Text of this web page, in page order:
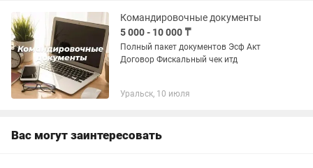
Командировочные документы
5 000 - 10 000 ₸
Полный пакет документов Эсф Акт
Договор Фискальный чек итд
Уральск, 10 июля
Вас могут заинтересовать